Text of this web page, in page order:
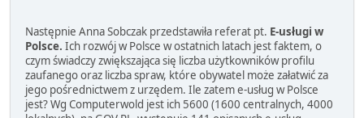
Następnie Anna Sobczak przedstawiła referat pt. E-usługi w
Polsce. Ich rozwój w Polsce w ostatnich latach jest faktem, o
czym świadczy zwiększająca się liczba użytkowników profilu
zaufanego oraz liczba spraw, które obywatel może załatwić za
jego pośrednictwem z urzędem. Ile zatem e-usług w Polsce
jest? Wg Computerwold jest ich 5600 (1600 centralnych, 4000